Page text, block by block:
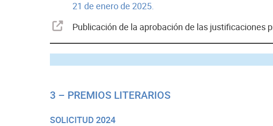
21 de enero de 2025.
Publicación de la aprobación de las justificaciones
3 – PREMIOS LITERARIOS
SOLICITUD 2024